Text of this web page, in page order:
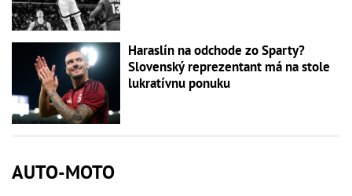
Haraslín na odchode zo Sparty?
Slovenský reprezentant má na stole
lukratívnu ponuku
AUTO-MOTO